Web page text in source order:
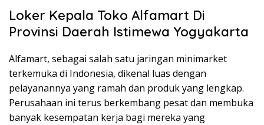
Loker Kepala Toko Alfamart Di
Provinsi Daerah Istimewa Yogyakarta
Alfamart, sebagai salah satu jaringan minimarket
terkemuka di Indonesia, dikenal luas dengan
pelayanannya yang ramah dan produk yang lengkap.
Perusahaan ini terus berkembang pesat dan membuka
banyak kesempatan kerja bagi mereka yang